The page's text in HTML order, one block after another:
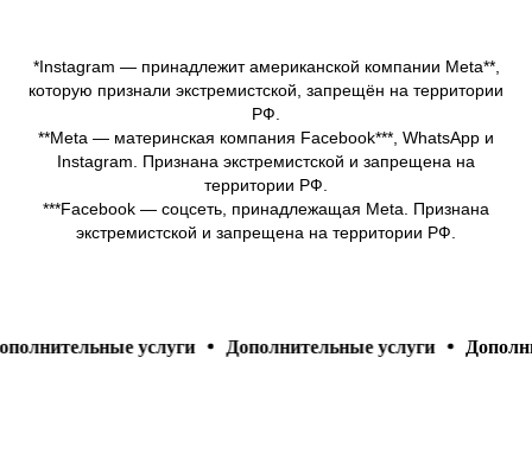
*Instagram — принадлежит американской компании Meta**,
которую признали экстремистской, запрещён на территории
РФ.
**Meta — материнская компания Facebook***, WhatsApp и
Instagram. Признана экстремистской и запрещена на
территории РФ.
***Facebook — соцсеть, принадлежащая Meta. Признана
экстремистской и запрещена на территории РФ.
услуги Дополнительные услуги Дополнительные